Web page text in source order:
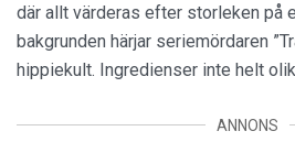
där allt värderas efter storleken på
bakgrunden härjar seriemördaren
hippiekult. Ingredienser inte helt
ANNONS